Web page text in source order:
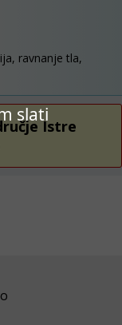
slati
ravnanje tla,
Istre